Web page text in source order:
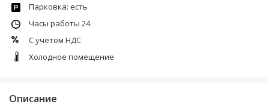
Парковка: есть
Часы работы 24
С учётом НДС
Холодное помещение
Описание